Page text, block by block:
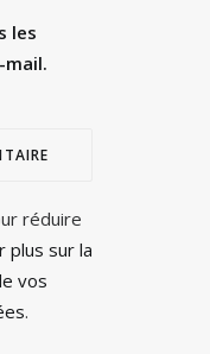
les
mail.
réduire
plus sur la
vos
.